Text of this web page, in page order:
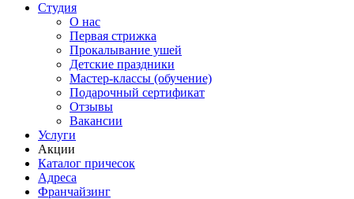
Cтудия
О нас
Первая стрижка
Прокалывание ушей
Детские праздники
Мастер-классы (обучение)
Подарочный сертификат
Отзывы
Вакансии
Услуги
Акции
Каталог причесок
Адреса
Франчайзинг